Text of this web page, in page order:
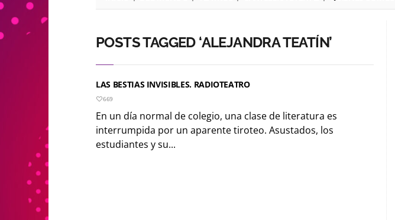
POSTS TAGGED ‘ALEJANDRA TEATÍN’
LAS BESTIAS INVISIBLES. RADIOTEATRO
669
En un día normal de colegio, una clase de literatura es
interrumpida por un aparente tiroteo. Asustados, los
estudiantes y su...